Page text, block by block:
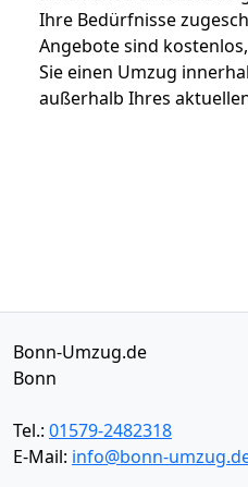
Ihre Bedürfnisse
Angebote sind
Sie einen Umzug
außerhalb Ihres
Bonn-Umzug.de
Bonn
Tel.: 01579-2482318
E-Mail: info@bonn-